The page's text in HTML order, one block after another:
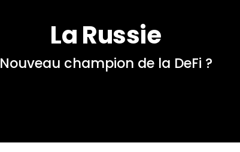
La Russie
Nouveau champion de la DeFi ?